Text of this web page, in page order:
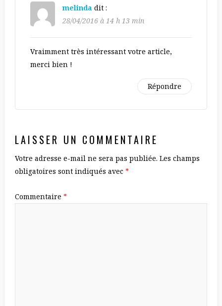
melinda dit :
28/04/2016 à 14 h 13 min
Vraimment très intéressant votre article,
merci bien !
Répondre
LAISSER UN COMMENTAIRE
Votre adresse e-mail ne sera pas publiée. Les champs
obligatoires sont indiqués avec *
Commentaire *